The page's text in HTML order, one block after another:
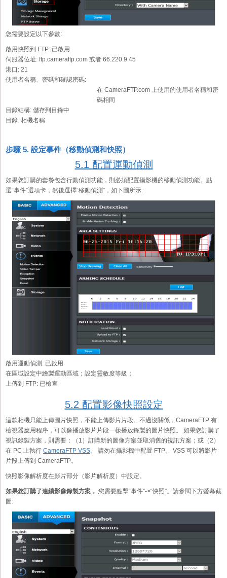
您需要設定以下參數:
啟用快照到 FTP: 已啟用
伺服器位址: ftp.cameraftp.com 或者 66.220.9.45
港口: 21
使用者名稱、密碼和確認密碼:
在 CameraFTP.com 上使用的使用者名稱和密
碼相同
目錄結構: 儲存到目錄中
目錄: 相機名稱
步驟 5. 設定事件（移動偵測和快照）
5.1 配置運動偵測
如果您訂購的套餐包含行動偵測功能，則必須配置攝影機的移動偵測功能。點
選“事件”選項卡，然後選擇“移動偵測”，如下圖所示:
啟用運動偵測: 已啟用
在區域設定中繪製運動區域；設定靈敏度等級；
上傳到 FTP: 已檢查
5.2 配置影像快照設定
這款相機只能上傳圖片快照，不能上傳影片片段。不過沒關係，CameraFTP 有
檢視器應用程序，可以像播放影片片段一樣播放錄製的圖片快照。 如果您訂購了
視訊錄製方案，則需要：（1）訂購新的圖像方案並取消舊的視訊方案；或（2）
在 PC 上執行 CameraFTP VSS。 請勿在攝影機中配置 FTP。 VSS 可以將影片
片段上傳到 CameraFTP。
快照影像解析度在影片部分（影片解析度）中設定。
如果您訂購了連續影像錄製方案， 您需要點擊“事件”->“快照”。請參閱下方螢幕截
圖: